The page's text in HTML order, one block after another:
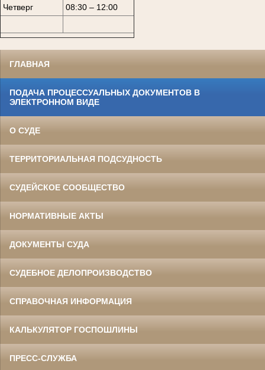
Четверг
08:30 – 12:00
ГЛАВНАЯ
ПОДАЧА ПРОЦЕССУАЛЬНЫХ ДОКУМЕНТОВ В
ЭЛЕКТРОННОМ ВИДЕ
О СУДЕ
ТЕРРИТОРИАЛЬНАЯ ПОДСУДНОСТЬ
СУДЕЙСКОЕ СООБЩЕСТВО
НОРМАТИВНЫЕ АКТЫ
ДОКУМЕНТЫ СУДА
СУДЕБНОЕ ДЕЛОПРОИЗВОДСТВО
СПРАВОЧНАЯ ИНФОРМАЦИЯ
КАЛЬКУЛЯТОР ГОСПОШЛИНЫ
ПРЕСС-СЛУЖБА